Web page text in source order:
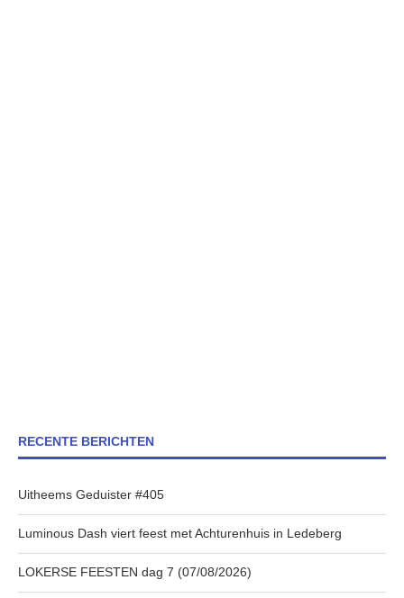
RECENTE BERICHTEN
Uitheems Geduister #405
Luminous Dash viert feest met Achturenhuis in Ledeberg
LOKERSE FEESTEN dag 7 (07/08/2026)